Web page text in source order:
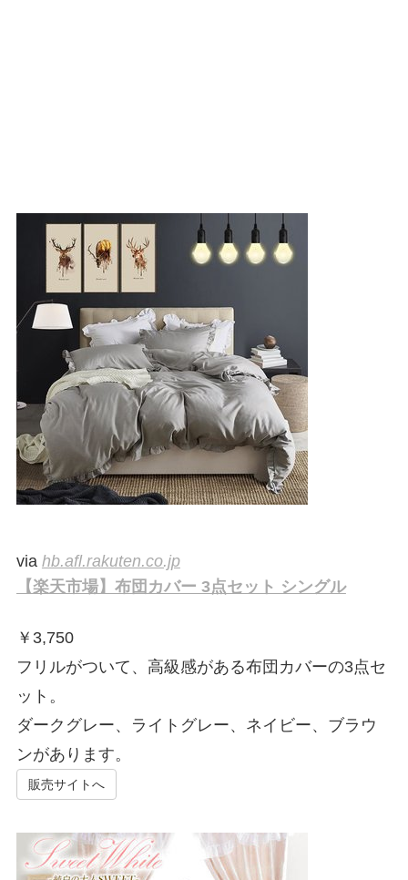
via hb.afl.rakuten.co.jp
【楽天市場】布団カバー 3点セット シングル
￥ 3,750
フリルがついて、高級感がある布団カバーの3点セ
ット。
ダークグレー、ライトグレー、ネイビー、ブラウ
ンがあります。
販売サイトへ